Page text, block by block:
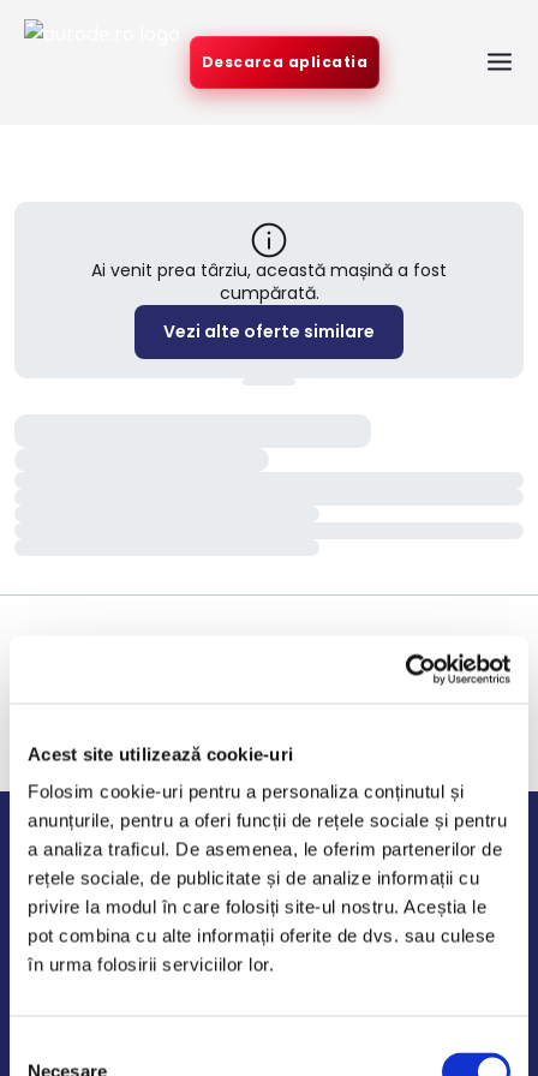
Acest site utilizează cookie-uri
Folosim cookie-uri pentru a personaliza conținutul și
anunțurile, pentru a oferi funcții de rețele sociale și pentru
a analiza traficul. De asemenea, le oferim partenerilor de
rețele sociale, de publicitate și de analize informații cu
privire la modul în care folosiți site-ul nostru. Aceștia le
pot combina cu alte informații oferite de dvs. sau culese
în urma folosirii serviciilor lor.
Necesare
Descarca aplicatia
Ai venit prea târziu, această mașină a fost
cumpărată.
Vezi alte oferte similare
Program de lucru
Luni - Vineri: 09:00-18:00
Sambata - Duminica: 10:00-14:00